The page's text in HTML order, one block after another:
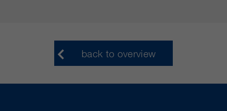
back to overview